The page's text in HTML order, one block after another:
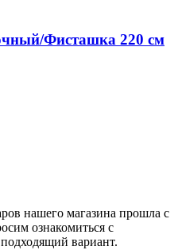
Фисташка 220 см
нашего магазина прошла с
ознакомиться с
вариант.